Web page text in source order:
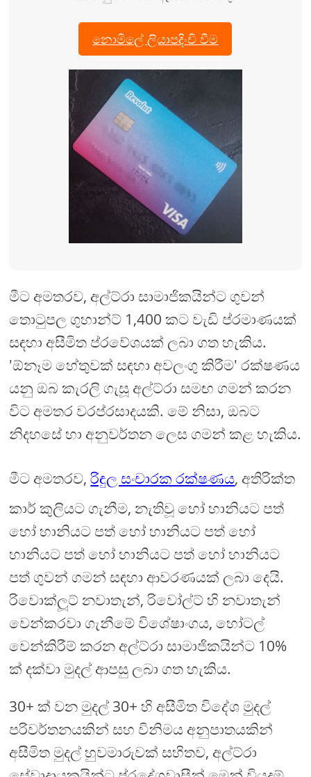
නොමිලේ ලියාපදිංචි වීම
මීට අමතරව, අල්ට්රා සාමාජිකයින්ට ගුවන්
තොටුපල ගුහාන්ට් 1,400 කට වැඩි ප්රමාණයක්
සඳහා අසීමිත ප්රවේශයක් ලබා ගත හැකිය.
'ඕනෑම හේතුවක් සඳහා අවලංගු කිරීම' රක්ෂණය
යනු ඔබ කැරලි ගැසූ අල්ට්රා සමඟ ගමන් කරන
විට අමතර වරප්රසාදයකි. මේ නිසා, ඔබට
නිදහසේ හා අනුවර්තන ලෙස ගමන් කළ හැකිය.
මීට අමතරව,රිඳුල සංචාරක රක්ෂණය, අතිරික්ත
කාර් කුලියට ගැනීම, නැතිවූ හෝ හානියට පත්
හෝ හානියට පත් හෝ හානියට පත් හෝ
හානියට පත් හෝ හානියට පත් හෝ හානියට
පත් ගුවන් ගමන් සඳහා ආවරණයක් ලබා දෙයි.
රිවොක්ලූට් නවාතැන්, රිවෝල්ට් හි නවාතැන්
වෙන්කරවා ගැනීමේ විශේෂාංගය, හෝටල්
වෙන්කිරීම් කරන අල්ට්රා සාමාජිකයින්ට 10%
ක් දක්වා මුදල් ආපසු ලබා ගත හැකිය.
30+ ක් වන මුදල් 30+ හි අසීමිත විදේශ මුදල්
පරිවර්තනයකින් සහ විනිමය අනුපාතයකින්
අසීමිත මුදල් හුවමාරුවක් සහිතව, අල්ට්රා